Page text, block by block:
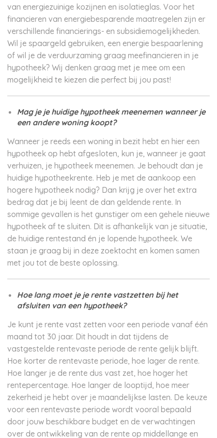
van energiezuinige kozijnen en isolatieglas. Voor het
financieren van energiebesparende maatregelen zijn er
verschillende financierings- en subsidiemogelijkheden.
Wil je spaargeld gebruiken, een energie bespaarlening
of wil je de verduurzaming graag meefinancieren in je
hypotheek? Wij denken graag met je mee om een
mogelijkheid te kiezen die perfect bij jou past!
Mag je je huidige hypotheek meenemen wanneer je
een andere woning koopt?
Wanneer je reeds een woning in bezit hebt en hier een
hypotheek op hebt afgesloten, kun je, wanneer je gaat
verhuizen, je hypotheek meenemen. Je behoudt dan je
huidige hypotheekrente. Heb je met de aankoop een
hogere hypotheek nodig? Dan krijg je over het extra
bedrag dat je bij leent de dan geldende rente. In
sommige gevallen is het gunstiger om een gehele nieuwe
hypotheek af te sluiten. Dit is afhankelijk van je situatie,
de huidige rentestand én je lopende hypotheek. We
staan je graag bij in deze zoektocht en komen samen
met jou tot de beste oplossing.
Hoe lang moet je je rente vastzetten bij het
afsluiten van een hypotheek?
Je kunt je rente vast zetten voor een periode vanaf één
maand tot 30 jaar. Dit houdt in dat tijdens de
vastgestelde rentevaste periode de rente gelijk blijft.
Hoe korter de rentevaste periode, hoe lager de rente.
Hoe langer je de rente dus vast zet, hoe hoger het
rentepercentage. Hoe langer de looptijd, hoe meer
zekerheid je hebt over je maandelijkse lasten. De keuze
voor een rentevaste periode wordt vooral bepaald
door jouw beschikbare budget en de verwachtingen
over de ontwikkeling van de rente op middellange en